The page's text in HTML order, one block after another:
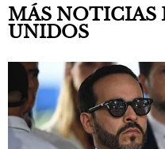
MÁS NOTICIAS
UNIDOS